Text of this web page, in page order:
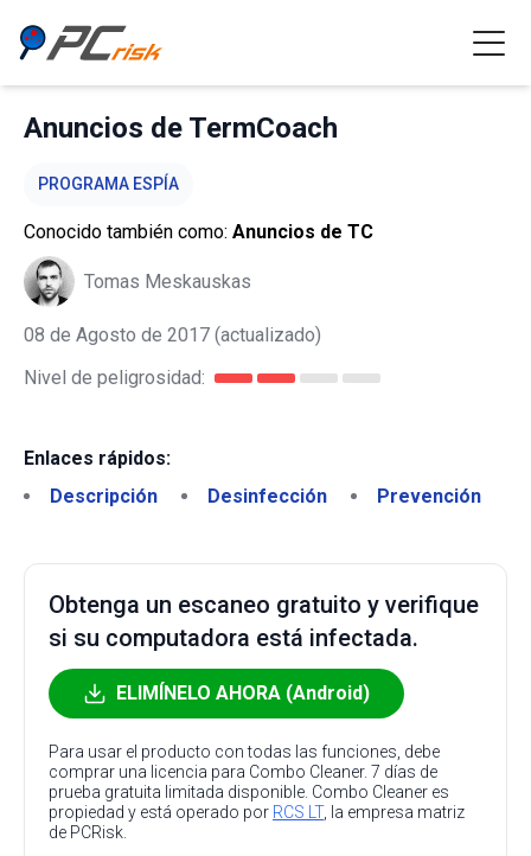
Anuncios de TermCoach
PROGRAMA ESPÍA
Conocido también como: Anuncios de TC
Tomas Meskauskas
08 de Agosto de 2017 (actualizado)
Nivel de peligrosidad:
Enlaces rápidos:
Descripción
Desinfección Prevención
Obtenga un escaneo gratuito y verifique
si su computadora está infectada.
ELIMÍNELO AHORA (Android)
Para usar el producto con todas las funciones, debe
comprar una licencia para Combo Cleaner. 7 días de
prueba gratuita limitada disponible. Combo Cleaner es
propiedad y está operado por RCS LT, la empresa matriz
de PCRisk.